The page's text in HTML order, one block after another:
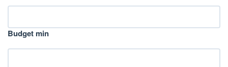
Budget min